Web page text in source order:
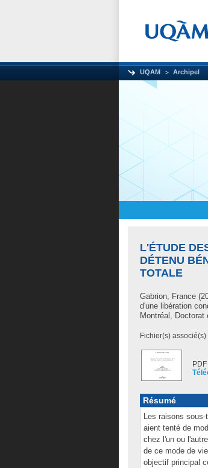
UQAM Archipel
L'ÉTUDE
DÉTENU
TOTALE
Gabrion, France
d'une libération
Montréal, Doctorat
Fichier(s)
PDF
Résumé
Les raisons
aient tenté de
chez l'un ou
de ce mode de
objectif principal